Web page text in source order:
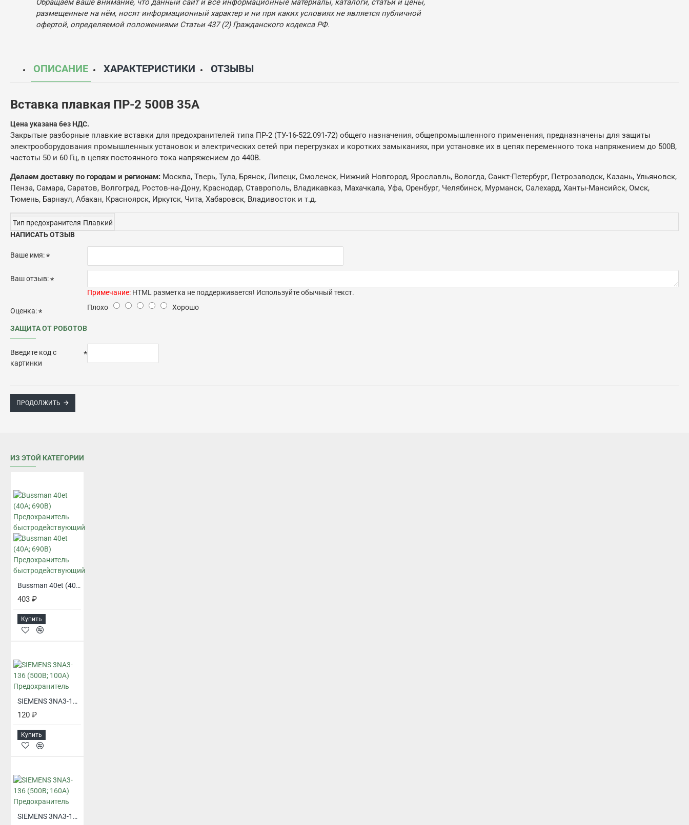
Обращаем ваше внимание, что данный сайт и все информационные материалы, каталоги, статьи и цены,
размещенные на нём, носят информационный характер и ни при каких условиях не является публичной
офертой, определяемой положениями Статьи 437 (2) Гражданского кодекса РФ.
ОПИСАНИЕ ХАРАКТЕРИСТИКИ ОТЗЫВЫ
Вставка плавкая ПР-2 500В 35А
Цена указана без НДС.
Закрытые разборные плавкие вставки для предохранителей типа ПР-2 (ТУ-16-522.091-72) общего назначения, общепромышленного применения, предназначены для защиты
электрооборудования промышленных установок и электрических сетей при перегрузках и коротких замыканиях, при установке их в цепях переменного тока напряжением до 500В,
частоты 50 и 60 Гц, в цепях постоянного тока напряжением до 440В.
Делаем доставку по городам и регионам: Москва, Тверь, Тула, Брянск, Липецк, Смоленск, Нижний Новгород, Ярославль, Вологда, Санкт-Петербург, Петрозаводск, Казань, Ульяновск,
Пенза, Самара, Саратов, Волгоград, Ростов-на-Дону, Краснодар, Ставрополь, Владикавказ, Махачкала, Уфа, Оренбург, Челябинск, Мурманск, Салехард, Ханты-Мансийск, Омск,
Тюмень, Барнаул, Абакан, Красноярск, Иркутск, Чита, Хабаровск, Владивосток и т.д.
Тип предохранителя Плавкий
НАПИСАТЬ ОТЗЫВ
Ваше имя:
Ваш отзыв:
Примечание: HTML разметка не поддерживается! Используйте обычный текст.
Оценка: Плохо Хорошо
ЗАЩИТА ОТ РОБОТОВ
Введите код с
картинки
ПРОДОЛЖИТЬ
ИЗ ЭТОЙ КАТЕГОРИИ
Bussman 40et (40А; 690В) Предохранитель быстродействующий
403 ₽
Купить
SIEMENS 3NA3-136 (500В; 100А) Предохранитель
120 ₽
Купить
SIEMENS 3NA3-136 (500В; 160А) Предохранитель